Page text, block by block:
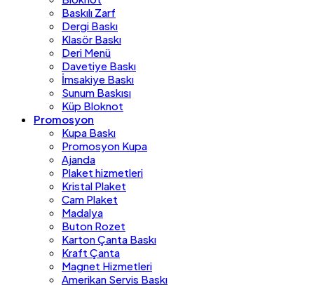
Baskılı Zarf
Dergi Baskı
Klasör Baskı
Deri Menü
Davetiye Baskı
İmsakiye Baskı
Sunum Baskısı
Küp Bloknot
Promosyon
Kupa Baskı
Promosyon Kupa
Ajanda
Plaket hizmetleri
Kristal Plaket
Cam Plaket
Madalya
Buton Rozet
Karton Çanta Baskı
Kraft Çanta
Magnet Hizmetleri
Amerikan Servis Baskı